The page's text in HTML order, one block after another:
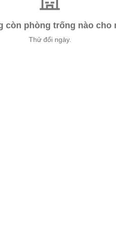
còn phòng trống nào cho
Thử đổi ngày.